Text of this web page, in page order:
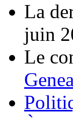
La
juin
Le